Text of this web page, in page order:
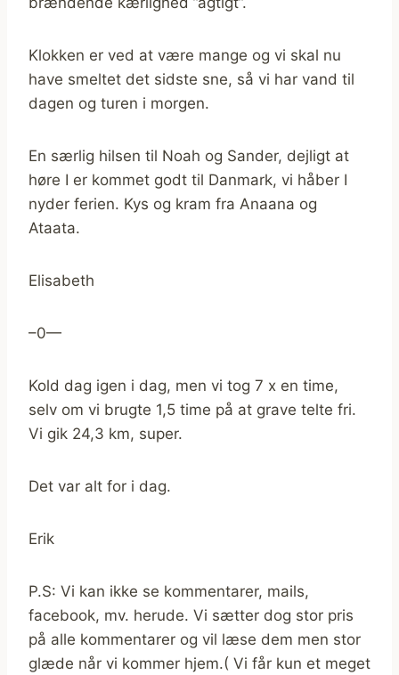
Klokken er ved at være mange og vi skal nu
have smeltet det sidste sne, så vi har vand til
dagen og turen i morgen.
En særlig hilsen til Noah og Sander, dejligt at
høre I er kommet godt til Danmark, vi håber I
nyder ferien. Kys og kram fra Anaana og
Ataata.
Elisabeth
–0—
Kold dag igen i dag, men vi tog 7 x en time,
selv om vi brugte 1,5 time på at grave telte fri.
Vi gik 24,3 km, super.
Det var alt for i dag.
Erik
P.S: Vi kan ikke se kommentarer, mails,
facebook, mv. herude. Vi sætter dog stor pris
på alle kommentarer og vil læse dem men stor
glæde når vi kommer hjem.( Vi får kun et meget